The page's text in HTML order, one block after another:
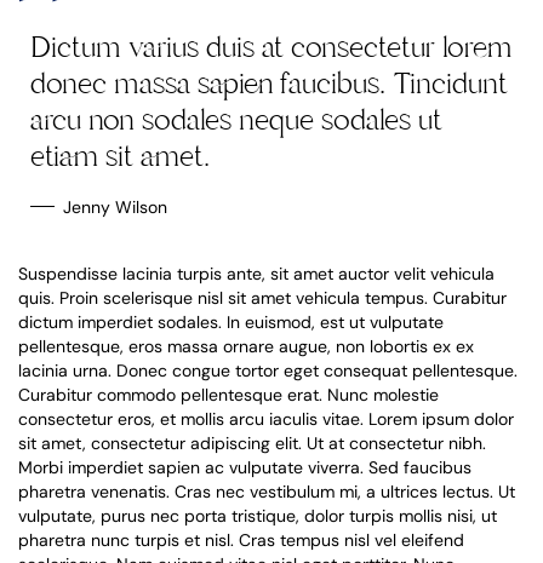
Dictum varius duis at consectetur lorem
donec massa sapien faucibus. Tincidunt
arcu non sodales neque sodales ut
etiam sit amet.
Jenny Wilson
Suspendisse lacinia turpis ante, sit amet auctor velit vehicula
quis. Proin scelerisque nisl sit amet vehicula tempus. Curabitur
dictum imperdiet sodales. In euismod, est ut vulputate
pellentesque, eros massa ornare augue, non lobortis ex ex
lacinia urna. Donec congue tortor eget consequat pellentesque.
Curabitur commodo pellentesque erat. Nunc molestie
consectetur eros, et mollis arcu iaculis vitae. Lorem ipsum dolor
sit amet, consectetur adipiscing elit. Ut at consectetur nibh.
Morbi imperdiet sapien ac vulputate viverra. Sed faucibus
pharetra venenatis. Cras nec vestibulum mi, a ultrices lectus. Ut
vulputate, purus nec porta tristique, dolor turpis mollis nisi, ut
pharetra nunc turpis et nisl. Cras tempus nisl vel eleifend